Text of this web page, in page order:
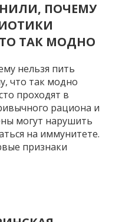
ПОЧЕМУ
ТАК МОДНО
нельзя пить
что так модно
проходят в
рациона и
могут нарушить
на иммунитете.
признаки
или аптечные